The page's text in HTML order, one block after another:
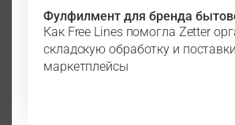
Фулфилмент для бренда
Как Free Lines помогла Zetter
складскую обработку и
маркетплейсы